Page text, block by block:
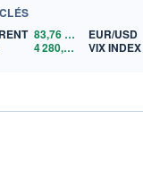
83,76
4 280,01 $US
EUR/USD
VIX INDEX